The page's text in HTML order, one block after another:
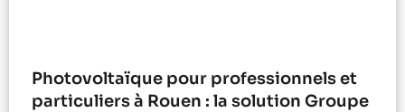
Photovoltaïque pour professionnels et
particuliers à Rouen : la solution Groupe